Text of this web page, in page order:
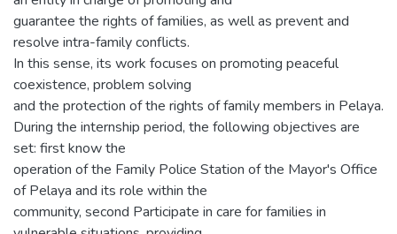
guarantee the rights of families, as well as prevent and
resolve intra-family conflicts.
In this sense, its work focuses on promoting peaceful
coexistence, problem solving
and the protection of the rights of family members in Pelaya.
During the internship period, the following objectives are
set: first know the
operation of the Family Police Station of the Mayor's Office
of Pelaya and its role within the
community, second Participate in care for families in